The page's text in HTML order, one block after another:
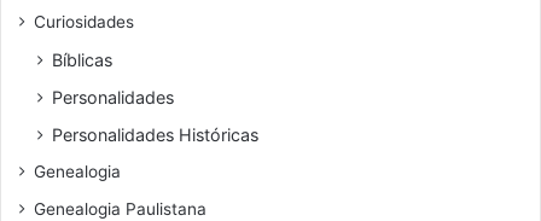
Curiosidades
Bíblicas
Personalidades
Personalidades Históricas
Genealogia
Genealogia Paulistana